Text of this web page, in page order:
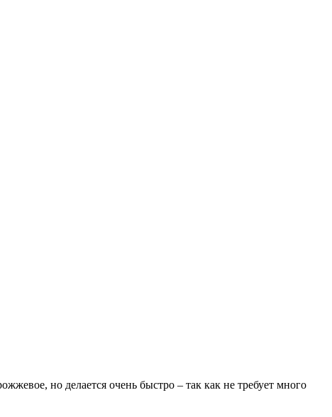
но делается очень быстро – так как не требует много